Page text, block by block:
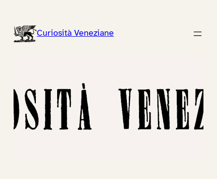
contenutoCuriosità Veneziane